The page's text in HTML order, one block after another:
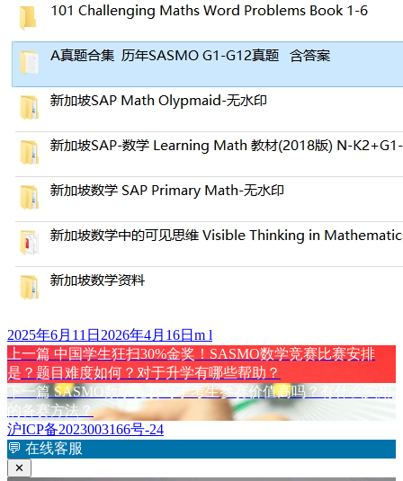
发
布
于
2025年6月11日 2026年4月16日 作
者
m l
文
章
导
航
上一篇 上
篇
文
章：
中国学生狂扫30%金奖！SASMO数学竞赛比赛安排
是？题目难度如何？对于升学有哪些帮助？
下一篇 下
篇
文
章：
SASMO数学竞赛对于考生参赛价值高吗？有什么实用
的备赛方法？
沪ICP备2023003166号-24
💬 在线客服
✕